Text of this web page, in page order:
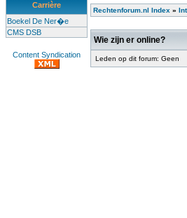
Carrière
Boekel De Ner�e
CMS DSB
Content Syndication
Rechtenforum.nl Index »
Wie zijn er online?
Leden op dit forum: Geen